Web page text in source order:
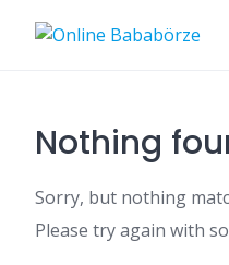
Nothing
Sorry, but nothing
Please try again with